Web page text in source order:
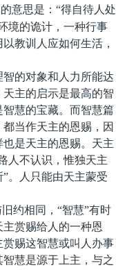
意思是：“得自待人处
境的诡计，一种行事
教训人应如何生活，
的对象和人力所能达
主的启示是最高的智
慧的宝藏。而智慧篇
当作天主的恩赐，因
是天主的恩赐。天主
人不认识，惟独天主
。人只能由天主蒙受
约相同，“智慧”有时
赏赐给人的一种恩
赐这智慧或叫人办事
慧是源于上主，与之